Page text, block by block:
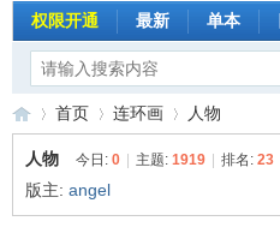
权限开通 最新 单本
连»
首页
›
连环画
›
人物
人物 今日: 0 主题: 1919 排名: 23
版主: angel